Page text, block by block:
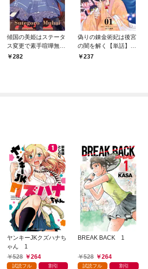
傾国の美姫はステータ
ス変更で素手喧嘩無敗
になりました【単話】
282
偽りの錬金術妃は後宮
の闇を解く【単話】
（１）
237
ヤンキーJKクズハナち
ゃん 1
528
264
試読フル 割引
BREAK BACK 1
528 264
試読フル 割引